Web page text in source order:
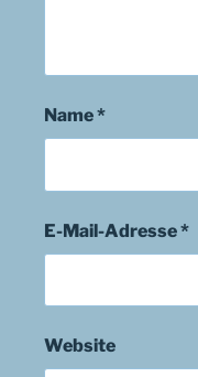
Name*
E-Mail-Adresse*
Website